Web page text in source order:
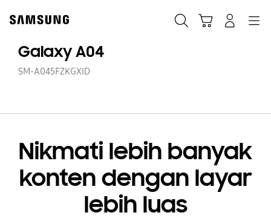
content
Galaxy A04
SM-A045FZKGXID
Nikmati lebih banyak
konten dengan layar
lebih luas